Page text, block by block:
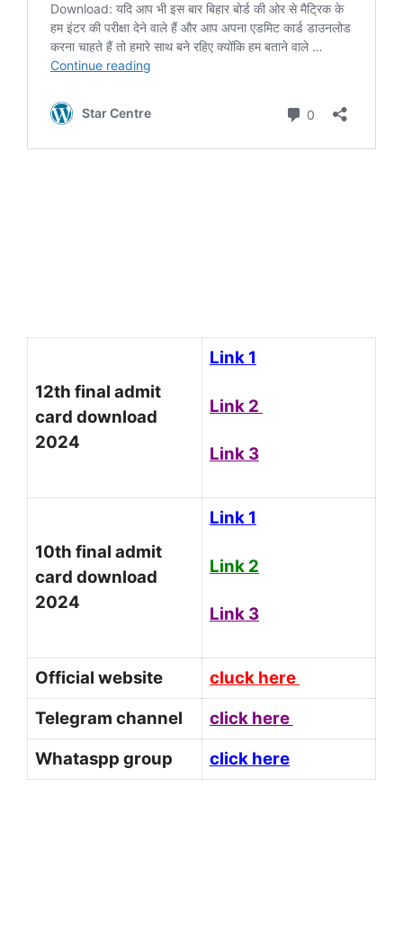
12th final admit
card download
2024
Link 1
Link 2
Link 3
10th final admit
card download
2024
Link 1
Link 2
Link 3
Official website
cluck here
Telegram channel
click here
Whataspp group
click here